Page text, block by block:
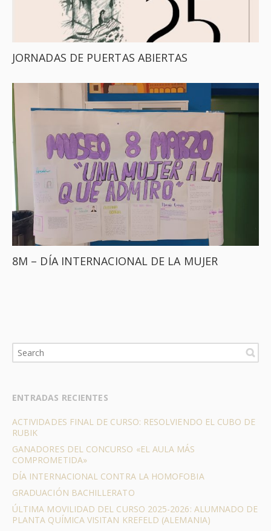
JORNADAS DE PUERTAS ABIERTAS
8M – DÍA INTERNACIONAL DE LA MUJER
ENTRADAS RECIENTES
ACTIVIDADES FINAL DE CURSO: RESOLVIENDO EL CUBO DE
RUBIK
GANADORES DEL CONCURSO «EL AULA MÁS
COMPROMETIDA»
DÍA INTERNACIONAL CONTRA LA HOMOFOBIA
GRADUACIÓN BACHILLERATO
ÚLTIMA MOVILIDAD DEL CURSO 2025-2026: ALUMNADO DE
PLANTA QUÍMICA VISITAN KREFELD (ALEMANIA)